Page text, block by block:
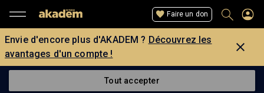
Faire un don
Envie d'encore plus d'AKADEM ? Découvrez les
avantages d'un compte !
Tout accepter